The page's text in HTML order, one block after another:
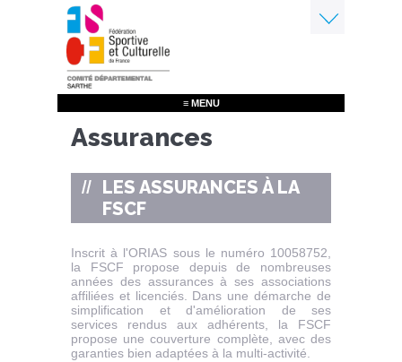
Aller
au
contenu
principal
≡ MENU
Assurances
LES ASSURANCES À LA
FSCF
Inscrit à l'ORIAS sous le numéro 10058752,
la FSCF propose depuis de nombreuses
années des assurances à ses associations
affiliées et licenciés. Dans une démarche de
simplification et d'amélioration de ses
services rendus aux adhérents, la FSCF
propose une couverture complète, avec des
garanties bien adaptées à la multi-activité.